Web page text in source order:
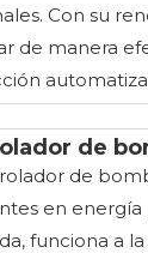
Con su
de manera
de
de
en
funciona a